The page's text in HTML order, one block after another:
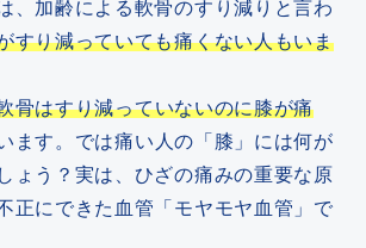
予約受付時間] 10:00〜17:00
レジットカード 銀行振込
、加齢による軟骨のすり減りと言わ
すり減っていても痛くない人もいま
骨はすり減っていないのに膝が痛
ます。では痛い人の「膝」には何が
ょう？実は、ひざの痛みの重要な原
正にできた血管「モヤモヤ血管」で